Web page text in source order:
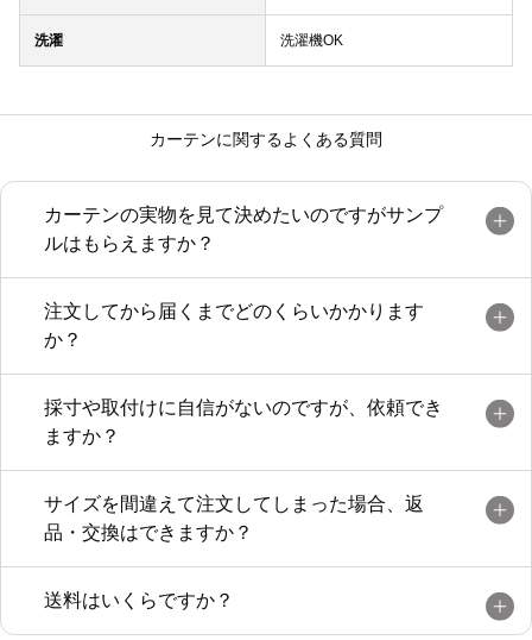
洗濯 洗濯機OK
カーテンに関するよくある質問
カーテンの実物を見て決めたいのですがサンプ
ルはもらえますか？
注文してから届くまでどのくらいかかります
か？
採寸や取付けに自信がないのですが、依頼でき
ますか？
サイズを間違えて注文してしまった場合、返
品・交換はできますか？
送料はいくらですか？